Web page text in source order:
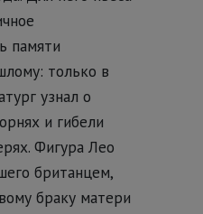
памяти
только в
узнал о
и гибели
Фигура Лео
британцем,
браку матери